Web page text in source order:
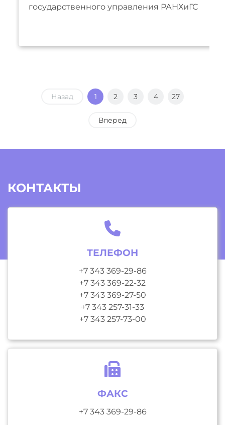
государственного управления РАНХиГС
Назад 1 2 3 4 27
Вперед
КОНТАКТЫ
ТЕЛЕФОН
+7 343 369-29-86
+7 343 369-22-32
+7 343 369-27-50
+7 343 257-31-33
+7 343 257-73-00
ФАКС
+7 343 369-29-86